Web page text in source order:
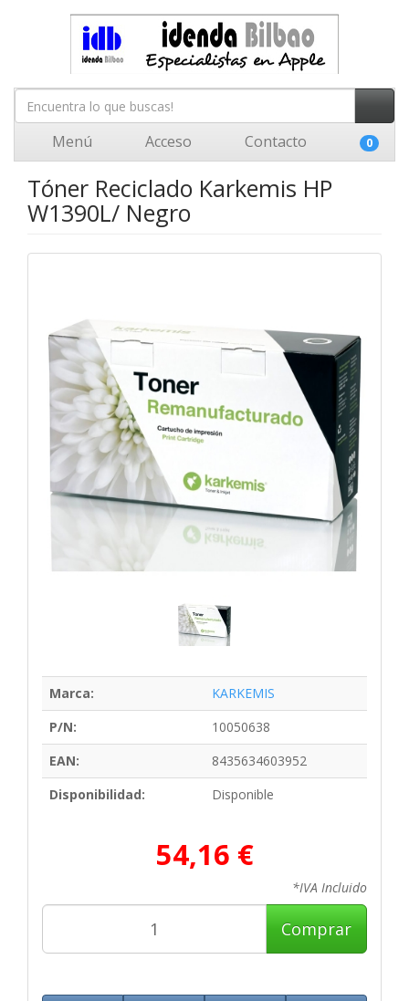
Menú Acceso Contacto 0
Tóner Reciclado Karkemis HP
W1390L/ Negro
Marca:
KARKEMIS
P/N:
10050638
EAN:
8435634603952
Disponibilidad:
Disponible
54,16 €
*IVA Incluido
Comprar